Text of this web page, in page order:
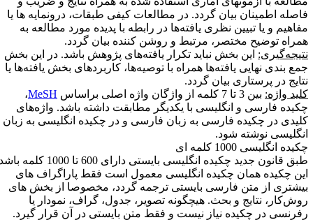
اطمینان بیان گردد. در مطالعات کیفی طبقات، درونمایه ها یا
و یا تبیین نظری یافته‌ها در رابطه با پدیده مورد مطالعه به
توضیح مختصر، مرتبط و روشن کننده بیان گردد.
این بخش نباید تکرار یافته‌های پژوهش باشد. در این بخش
بندی نهایی یافته‌ها همراه با توصیه‌ها، کاربردهای بخش یافته‌ها یا
در پرستاری بیان گردد.
واژه:بین 3 تا 7 کلمه از واژگان واژه اصلی براساس MeSH،
فارسی و انگلیسی با یکدیگر مطابقت داشته باشد. واژه‌های
در چکیده فارسی به زبان فارسی و در چکیده انگلیسی به زبان
نوشته شود.
انگلیسی 1000 کلمه ای
طبق قانون جدید چکیده انگلیسی بایستی دارای 600 تا 1000 کلمه باشد.
چکیده همان چکیده انگلیسی معمول است فقط پاراگراف های
از متن فارسی بایستی ترجمه گردد، مخصوصا از بخش های
نتایج و بحث. هیچگونه تصویر، جدول، گراف، نمودار یا
در چکیده نیاز نیست و فقط متن بایستی در آن قرار گیرد.